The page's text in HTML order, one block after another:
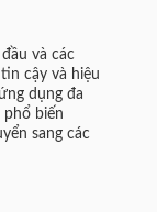
và các
cậy và hiệu
dụng đa
biến
sang các